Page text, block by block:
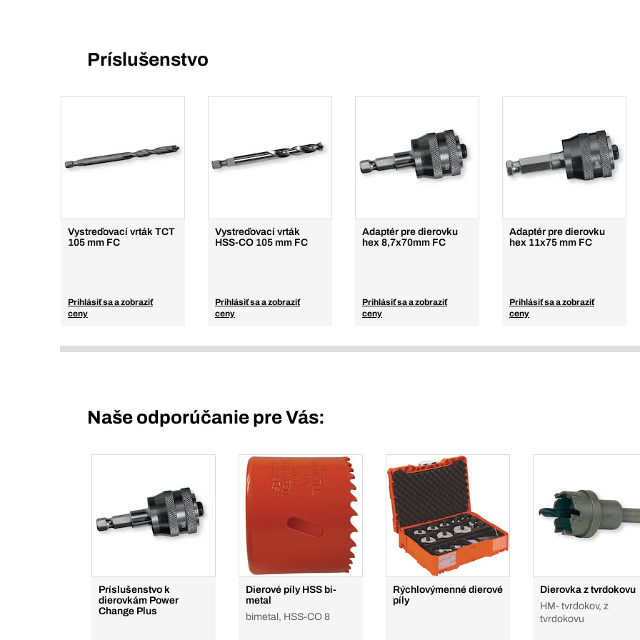
Príslušenstvo
Vystreďovací vrták TCT
105 mm FC
Prihlásiť sa a zobraziť
ceny
Vystreďovací vrták
HSS-CO 105 mm FC
Prihlásiť sa a zobraziť
ceny
Adaptér pre dierovku
hex 8,7x70mm FC
Prihlásiť sa a zobraziť
ceny
Adaptér pre dierovku
hex 11x75 mm FC
Prihlásiť sa a zobraziť
ceny
Naše odporúčanie pre Vás:
Príslušenstvo k
dierovkám Power
Change Plus
Dierové píly HSS bi-
metal
bimetal, HSS-CO 8
Rýchlovýmenné dierové
píly
Dierovka z tvrdokovu
HM- tvrdokov, z
tvrdokovu